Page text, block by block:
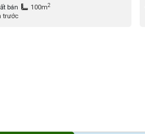
bán 100m2
trước